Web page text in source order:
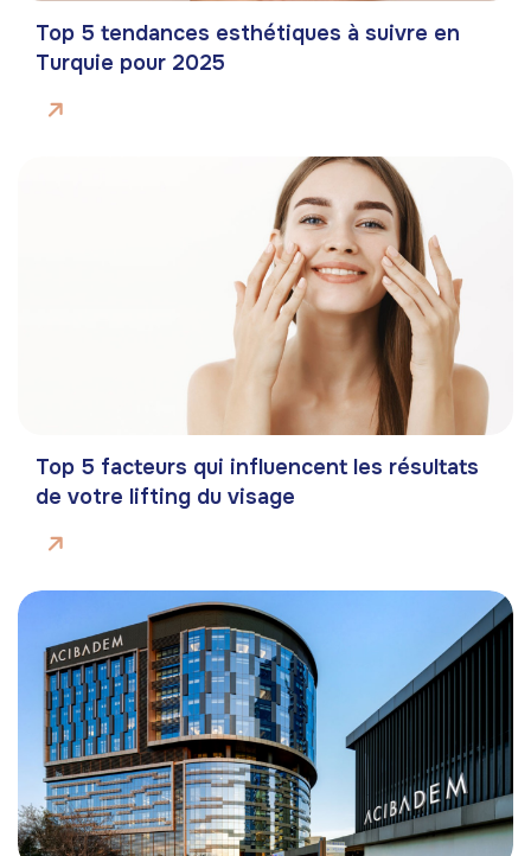
Top 5 tendances esthétiques à suivre en
Turquie pour 2025
Top 5 facteurs qui influencent les résultats
de votre lifting du visage